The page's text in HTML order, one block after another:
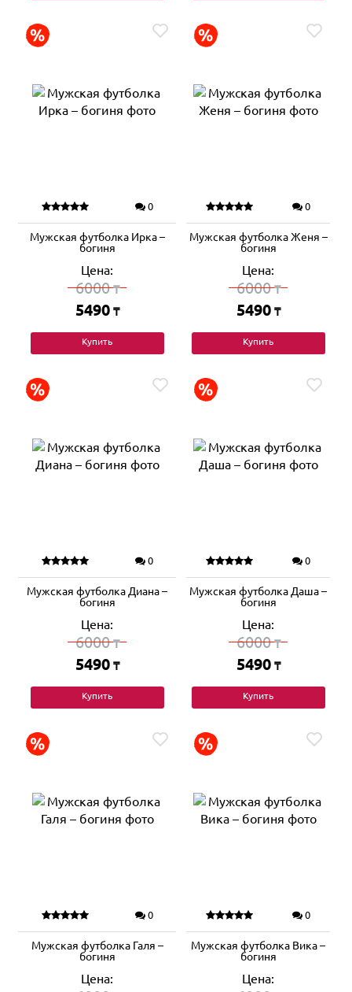
0
Мужская футболка Ирка –
богиня
Цена:
6000₸
5490 ₸
Купить
0
Мужская футболка Женя –
богиня
Цена:
6000₸
5490 ₸
Купить
0
Мужская футболка Диана –
богиня
Цена:
6000₸
5490 ₸
Купить
0
Мужская футболка Даша –
богиня
Цена:
6000₸
5490 ₸
Купить
0
Мужская футболка Галя –
богиня
Цена:
0
Мужская футболка Вика –
богиня
Цена: